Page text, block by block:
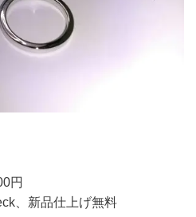
、新品仕上げ無料